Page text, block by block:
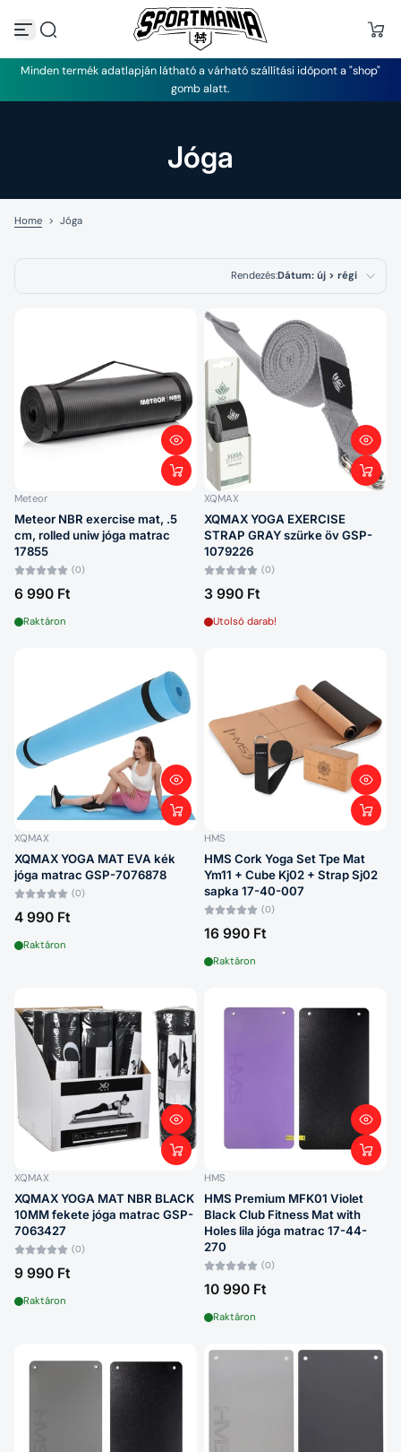
g
á
o
m
h
z
Minden termék adatlapján látható a várható szállítási időpont a "shop"
gomb alatt.
Jóga
Home > Jóga
Rendezés:Dátum: új > régi
Legrelevánsabb
Legnépszerűbb
termékek
Betűrend: A–Z
Ár: magas > alacsony
Meteor
Meteor NBR exercise mat, .5
cm, rolled uniw jóga matrac
17855
(0)
6 990 Ft
Raktáron
XQMAX
XQMAX YOGA EXERCISE
STRAP GRAY szürke öv GSP-
1079226
(0)
3 990 Ft
Utolsó darab!
XQMAX
XQMAX YOGA MAT EVA kék
jóga matrac GSP-7076878
(0)
4 990 Ft
Raktáron
HMS
HMS Cork Yoga Set Tpe Mat
Ym11 + Cube Kj02 + Strap Sj02
sapka 17-40-007
(0)
16 990 Ft
Raktáron
XQMAX
XQMAX YOGA MAT NBR BLACK
10MM fekete jóga matrac GSP-
7063427
(0)
9 990 Ft
Raktáron
HMS
HMS Premium MFK01 Violet
Black Club Fitness Mat with
Holes lila jóga matrac 17-44-
270
(0)
10 990 Ft
Raktáron